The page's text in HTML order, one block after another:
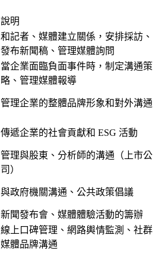
說明
和記者、媒體建立關係，安排採訪、
發布新聞稿、管理媒體詢問
當企業面臨負面事件時，制定溝通策
略、管理媒體報導
管理企業的整體品牌形象和對外溝通
傳遞企業的社會貢獻和 ESG 活動
管理與股東、分析師的溝通（上市公
司）
與政府機關溝通、公共政策倡議
新聞發布會、媒體體驗活動的籌辦
線上口碑管理、網路輿情監測、社群
媒體品牌溝通